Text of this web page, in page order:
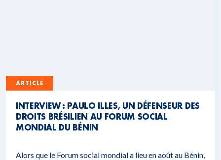
ARTICLE
INTERVIEW : PAULO ILLES, UN DÉFENSEUR DES
DROITS BRÉSILIEN AU FORUM SOCIAL
MONDIAL DU BÉNIN
Alors que le Forum social mondial a lieu en août au Bénin,